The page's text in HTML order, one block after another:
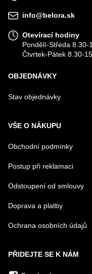
info@belora.sk
Otevírací hodiny
Pondělí-Středa 8.30-
Čtvrtek-Pátek 8.30-
OBJEDNÁVKY
Stav objednávky
VŠE O NÁKUPU
Obchodní podmínky
Postup při reklamaci
Odstoupení od smlouvy
Doprava a platby
Ochrana osobních údajů
PŘIDEJTE SE K NÁM